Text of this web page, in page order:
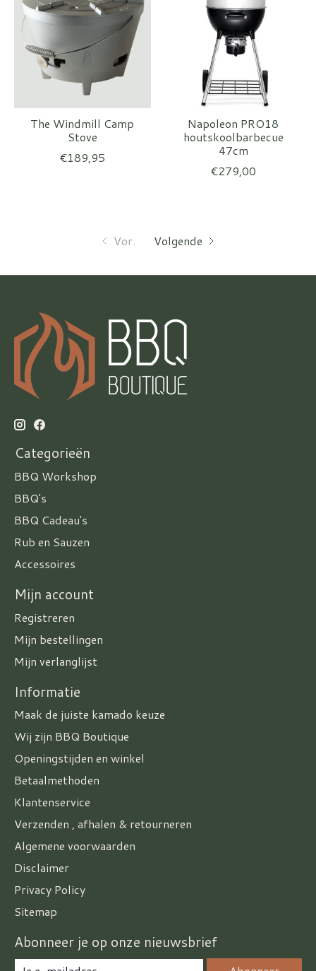
The Windmill Camp
Stove
€189,95
Napoleon PRO18
houtskoolbarbecue
47cm
€279,00
Vor. Volgende
Categorieën
BBQ Workshop
BBQ's
BBQ Cadeau's
Rub en Sauzen
Accessoires
Mijn account
Registreren
Mijn bestellingen
Mijn verlanglijst
Informatie
Maak de juiste kamado keuze
Wij zijn BBQ Boutique
Openingstijden en winkel
Betaalmethoden
Klantenservice
Verzenden , afhalen & retourneren
Algemene voorwaarden
Disclaimer
Privacy Policy
Sitemap
Abonneer je op onze nieuwsbrief